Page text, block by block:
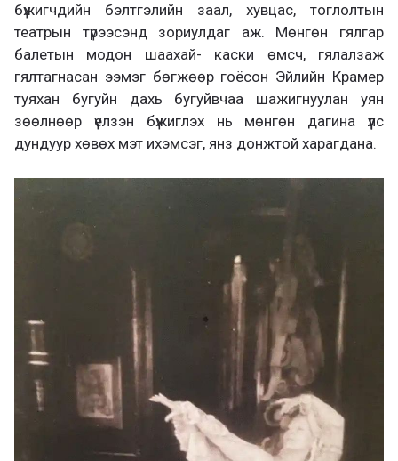
бүжигчдийн бэлтгэлийн заал, хувцас, тоглолтын
театрын түрээсэнд зориулдаг аж. Мөнгөн гялгар
балетын модон шаахай- каски өмсч, гялалзаж
гялтагнасан ээмэг бөгжөөр гоёсон Эйлийн Крамер
туяхан бугуйн дахь бугуйвчаа шажигнуулан уян
зөөлнөөр үелзэн бүжиглэх нь мөнгөн дагина үүлс
дундуур хөвөх мэт ихэмсэг, янз донжтой харагдана.